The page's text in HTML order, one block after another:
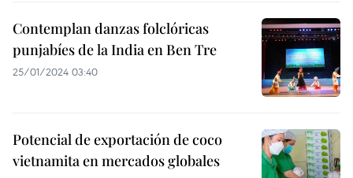
Contemplan danzas folclóricas
punjabíes de la India en Ben Tre
25/01/2024 03:40
Potencial de exportación de coco
vietnamita en mercados globales